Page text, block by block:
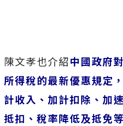
陳文孝也介紹中國政府
所得稅的最新優惠規定
計收入、加計扣除、加
抵扣、稅率降低及抵免